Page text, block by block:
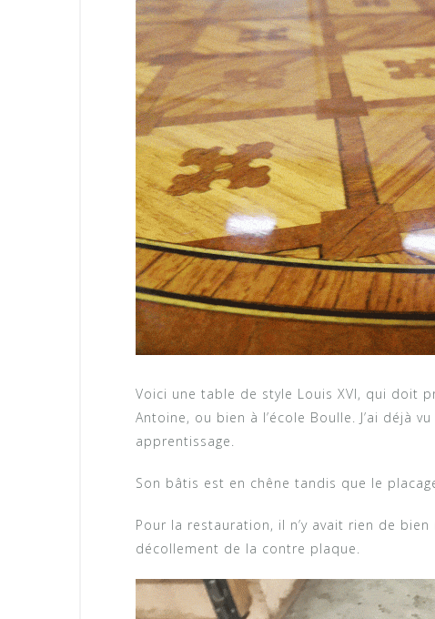
Voici une table de style Louis XVI, qui doit
Antoine, ou bien à l’école Boulle. J’ai déjà
apprentissage.
Son bâtis est en chêne tandis que le
Pour la restauration, il n’y avait rien de
décollement de la contre plaque.